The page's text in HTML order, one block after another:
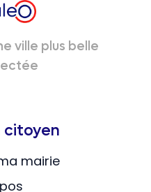
ville plus belle
citoyen
mairie